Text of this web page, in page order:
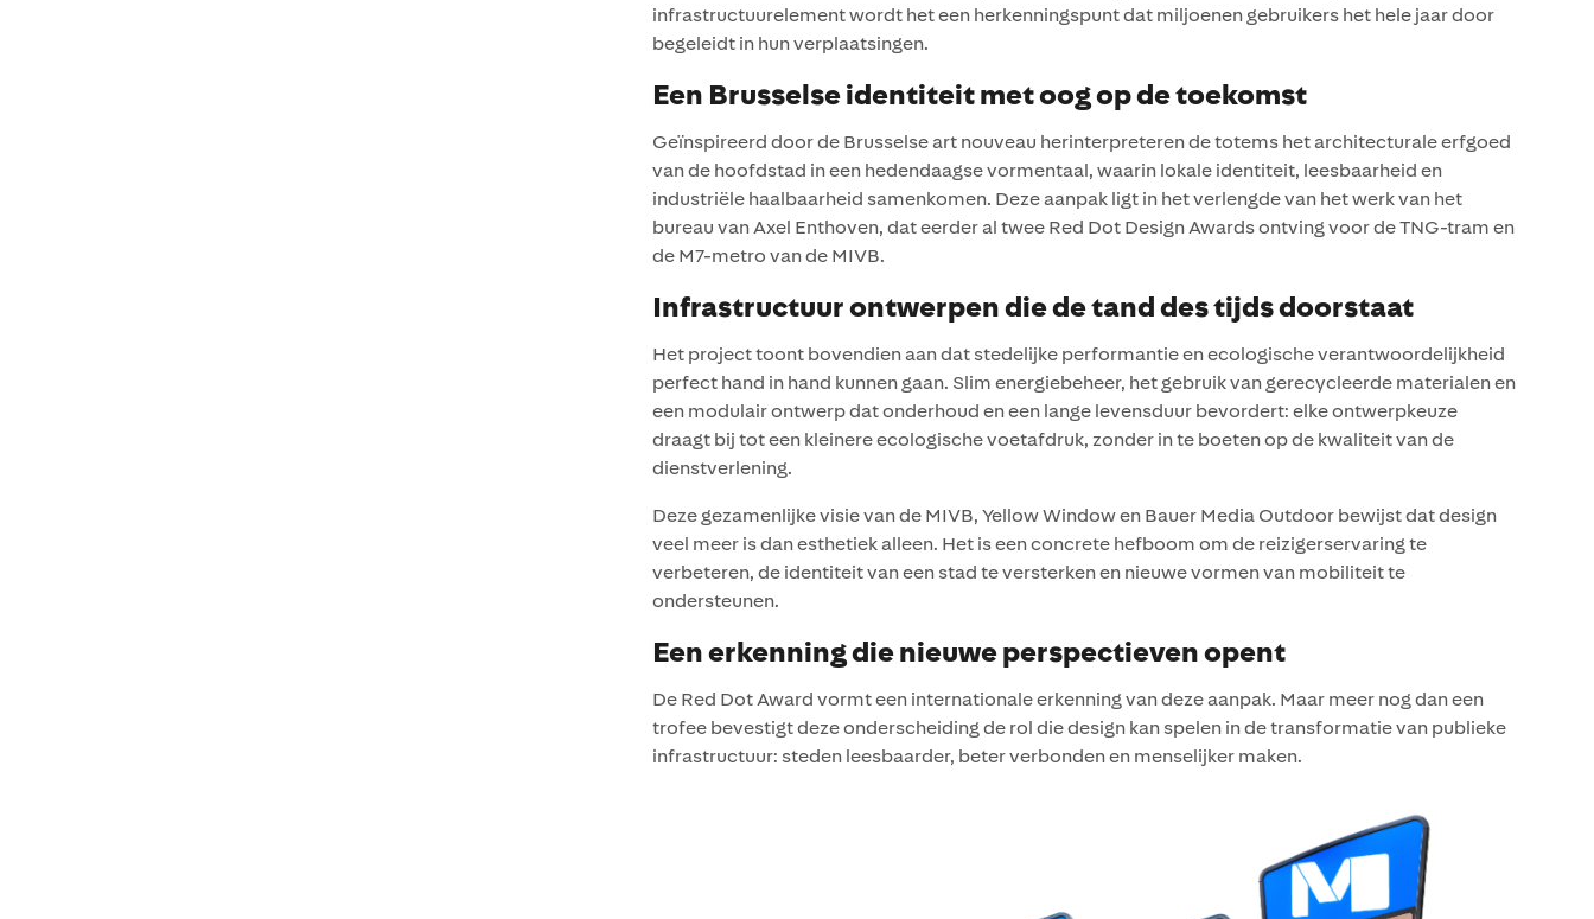
infrastructuurelement wordt het een herkenningspunt dat miljoenen gebruikers het hele jaar door
begeleidt in hun verplaatsingen.
Een Brusselse identiteit met oog op de toekomst
Geïnspireerd door de Brusselse art nouveau herinterpreteren de totems het architecturale erfgoed
van de hoofdstad in een hedendaagse vormentaal, waarin lokale identiteit, leesbaarheid en
industriële haalbaarheid samenkomen. Deze aanpak ligt in het verlengde van het werk van het
bureau van Axel Enthoven, dat eerder al twee Red Dot Design Awards ontving voor de TNG-tram en
de M7-metro van de MIVB.
Infrastructuur ontwerpen die de tand des tijds doorstaat
Het project toont bovendien aan dat stedelijke performantie en ecologische verantwoordelijkheid
perfect hand in hand kunnen gaan. Slim energiebeheer, het gebruik van gerecycleerde materialen en
een modulair ontwerp dat onderhoud en een lange levensduur bevordert: elke ontwerpkeuze
draagt bij tot een kleinere ecologische voetafdruk, zonder in te boeten op de kwaliteit van de
dienstverlening.
Deze gezamenlijke visie van de MIVB, Yellow Window en Bauer Media Outdoor bewijst dat design
veel meer is dan esthetiek alleen. Het is een concrete hefboom om de reizigerservaring te
verbeteren, de identiteit van een stad te versterken en nieuwe vormen van mobiliteit te
ondersteunen.
Een erkenning die nieuwe perspectieven opent
De Red Dot Award vormt een internationale erkenning van deze aanpak. Maar meer nog dan een
trofee bevestigt deze onderscheiding de rol die design kan spelen in de transformatie van publieke
infrastructuur: steden leesbaarder, beter verbonden en menselijker maken.